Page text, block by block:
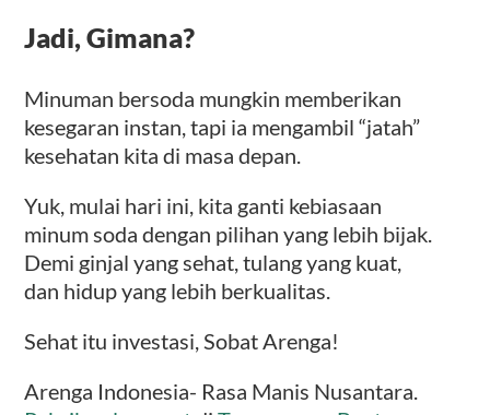
Jadi, Gimana?
Minuman bersoda mungkin memberikan
kesegaran instan, tapi ia mengambil “jatah”
kesehatan kita di masa depan.
Yuk, mulai hari ini, kita ganti kebiasaan
minum soda dengan pilihan yang lebih bijak.
Demi ginjal yang sehat, tulang yang kuat,
dan hidup yang lebih berkualitas.
Sehat itu investasi, Sobat Arenga!
Arenga Indonesia- Rasa Manis Nusantara.